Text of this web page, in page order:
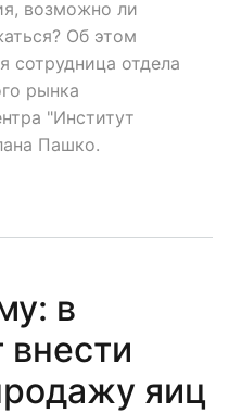
возможно ли
Об этом
сотрудница отдела
рынка
"Институт
Пашко.
в
внести
яиц